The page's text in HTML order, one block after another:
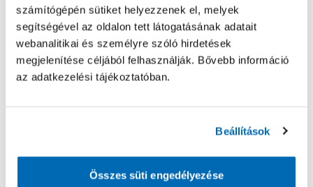
számítógépén sütiket helyezzenek el, melyek
segítségével az oldalon tett látogatásának adatait
webanalitikai és személyre szóló hirdetések
megjelenítése céljából felhasználják. Bővebb információ
az adatkezelési tájékoztatóban.
Beállítások
Összes süti engedélyezése